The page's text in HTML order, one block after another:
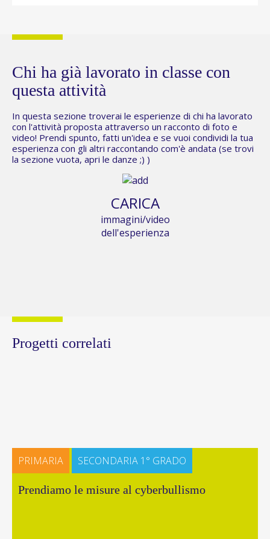
Chi ha già lavorato in classe con
questa attività
In questa sezione troverai le esperienze di chi ha lavorato
con l'attività proposta attraverso un racconto di foto e
video! Prendi spunto, fatti un'idea e se vuoi condividi la tua
esperienza con gli altri raccontando com'è andata (se trovi
la sezione vuota, apri le danze ;) )
CARICA
immagini/video
dell'esperienza
Progetti correlati
PRIMARIA SECONDARIA 1° GRADO
Prendiamo le misure al cyberbullismo